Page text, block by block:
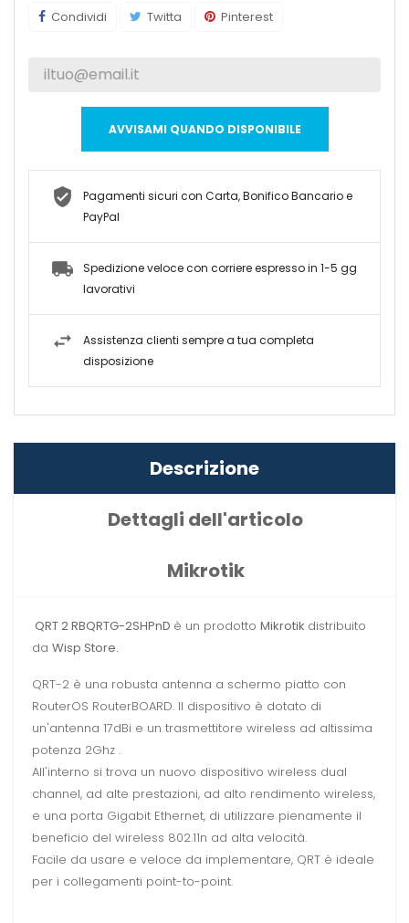
Condividi Twitta Pinterest
AVVISAMI QUANDO DISPONIBILE
Pagamenti sicuri con Carta, Bonifico Bancario e
PayPal
Spedizione veloce con corriere espresso in 1-5 gg
lavorativi
Assistenza clienti sempre a tua completa
disposizione
Descrizione
Dettagli dell'articolo
Mikrotik
QRT 2 RBQRTG-2SHPnD è un prodotto Mikrotik distribuito
da Wisp Store.
QRT-2 è una robusta antenna a schermo piatto con
RouterOS RouterBOARD. Il dispositivo è dotato di
un'antenna 17dBi e un trasmettitore wireless ad altissima
potenza 2Ghz .
All'interno si trova un nuovo dispositivo wireless dual
channel, ad alte prestazioni, ad alto rendimento wireless,
e una porta Gigabit Ethernet, di utilizzare pienamente il
beneficio del wireless 802.11n ad alta velocità.
Facile da usare e veloce da implementare, QRT è ideale
per i collegamenti point-to-point.